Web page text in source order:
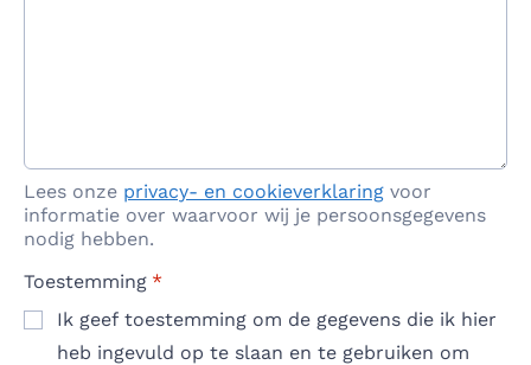
Lees onze privacy- en cookieverklaring voor
informatie over waarvoor wij je persoonsgegevens
nodig hebben.
Toestemming *
Ik geef toestemming om de gegevens die ik hier
heb ingevuld op te slaan en te gebruiken om